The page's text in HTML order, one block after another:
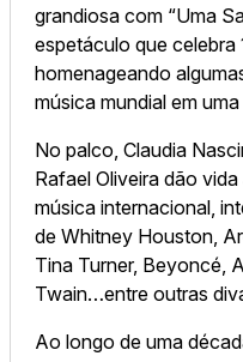
grandiosa com “Uma
espetáculo que celebra
homenageando
música mundial em
No palco, Claudia
Rafael Oliveira dão
música internacional,
de Whitney Houston,
Tina Turner, Beyoncé,
Twain…entre outras
Ao longo de uma